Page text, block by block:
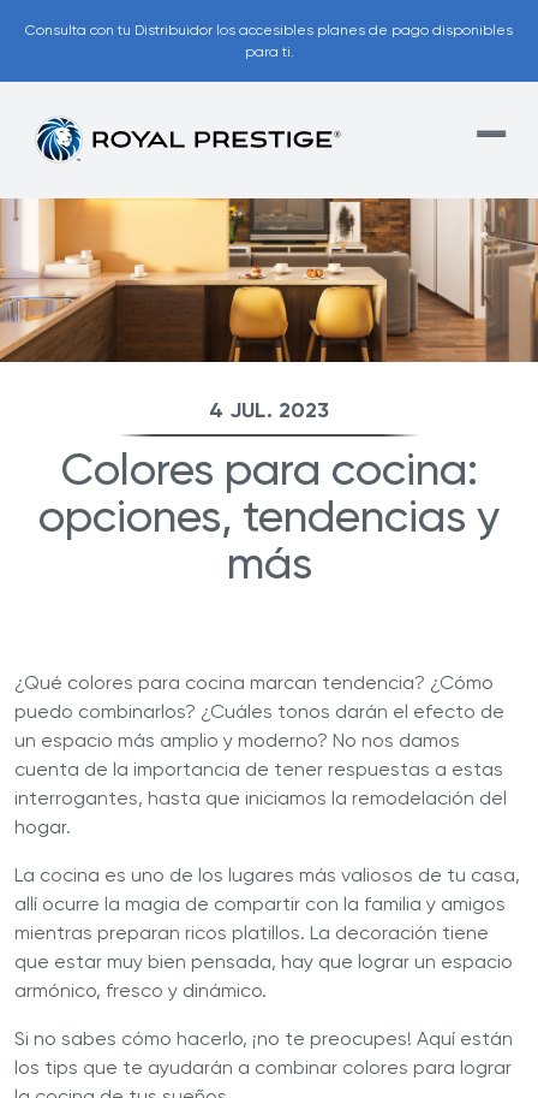
Consulta con tu Distribuidor los accesibles planes de pago disponibles
para ti.
4 JUL. 2023
Colores para cocina:
opciones, tendencias y
más
¿Qué colores para cocina marcan tendencia? ¿Cómo
puedo combinarlos? ¿Cuáles tonos darán el efecto de
un espacio más amplio y moderno? No nos damos
cuenta de la importancia de tener respuestas a estas
interrogantes, hasta que iniciamos la remodelación del
hogar.
La cocina es uno de los lugares más valiosos de tu casa,
allí ocurre la magia de compartir con la familia y amigos
mientras preparan ricos platillos. La decoración tiene
que estar muy bien pensada, hay que lograr un espacio
armónico, fresco y dinámico.
Si no sabes cómo hacerlo, ¡no te preocupes! Aquí están
los tips que te ayudarán a combinar colores para lograr